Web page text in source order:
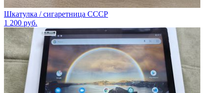
Шкатулка / сигаретница СССР
1 200 руб.